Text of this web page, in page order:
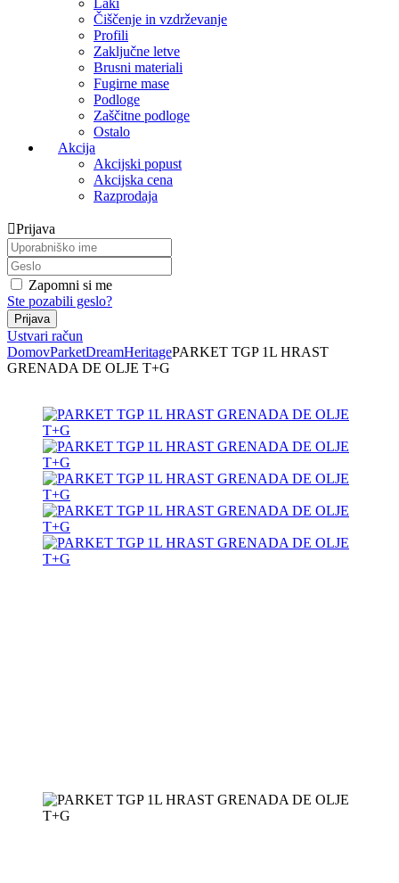
Laki
Čiščenje in vzdrževanje
Profili
Zaključne letve
Brusni materiali
Fugirne mase
Podloge
Zaščitne podloge
Ostalo
Akcija
Akcijski popust
Akcijska cena
Razprodaja
Prijava
Zapomni si me
Ste pozabili geslo?
Ustvari račun
DomovParketDreamHeritagePARKET TGP 1L HRAST
GRENADA DE OLJE T+G